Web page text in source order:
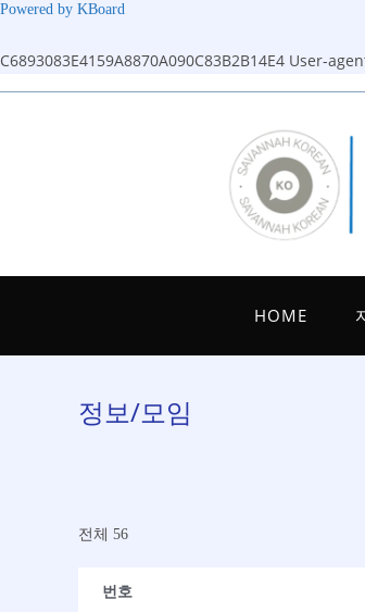
Powered by KBoard
C6893083E4159A8870A090C83B2B14E4 User-
Skip
HOME
정보/모임
전체 56
번호